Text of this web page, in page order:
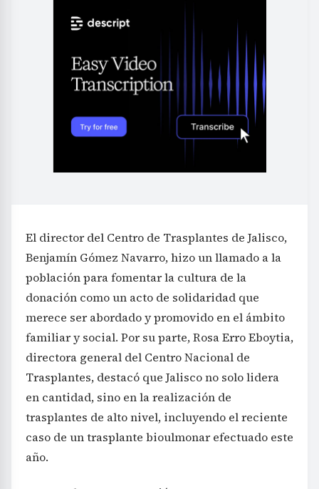
El director del Centro de Trasplantes de Jalisco,
Benjamín Gómez Navarro, hizo un llamado a la
población para fomentar la cultura de la
donación como un acto de solidaridad que
merece ser abordado y promovido en el ámbito
familiar y social. Por su parte, Rosa Erro Eboytia,
directora general del Centro Nacional de
Trasplantes, destacó que Jalisco no solo lidera
en cantidad, sino en la realización de
trasplantes de alto nivel, incluyendo el reciente
caso de un trasplante bioulmonar efectuado este
año.